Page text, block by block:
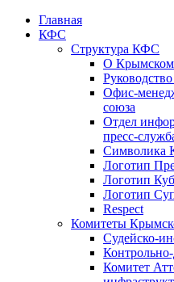
Главная
КФС
Структура КФС
О Крымском
Офис-
союза
Отдел
пресс-
Символика
Логотип
Логотип
Логотип
Respect
Комитеты
Судейско-
Комитет